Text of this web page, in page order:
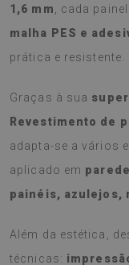
1,6 mm
, cada
malha PES e
prática e resistente.
Graças à sua
Revestimento de
adapta-se a vários
aplicado em
painéis, azulejos,
Além da estética,
técnicas: